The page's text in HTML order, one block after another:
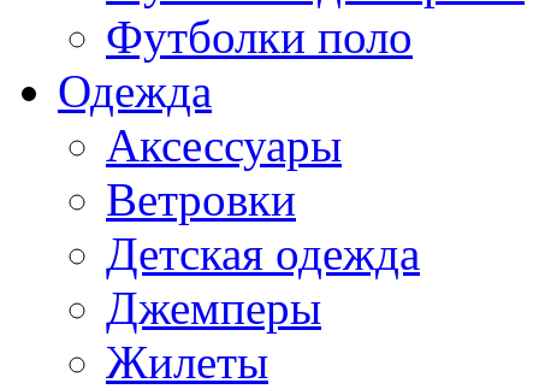
Футболки поло
Одежда
Аксессуары
Ветровки
Детская одежда
Джемперы
Жилеты